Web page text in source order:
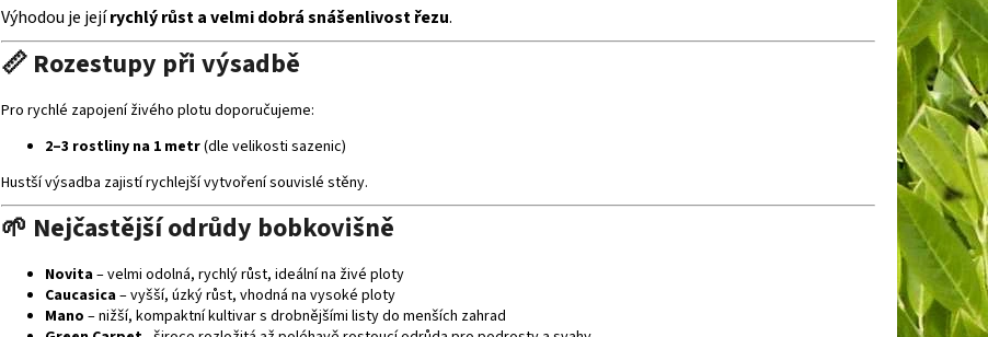
ý
p
Výhodou je jejírychlý růst a velmi dobrá snášenlivost řezu.
📏 Rozestupy při výsadbě
Pro rychlé zapojení živého plotu doporučujeme:
2–3 rostliny na 1 metr(dle velikosti sazenic)
Hustší výsadba zajistí rychlejší vytvoření souvislé stěny.
🌱 Nejčastější odrůdy bobkovišně
Novita– velmi odolná, rychlý růst, ideální na živé ploty
Caucasica– vyšší, úzký růst, vhodná na vysoké ploty
Mano – nižší, kompaktní kultivar s drobnějšími listy do menších zahrad